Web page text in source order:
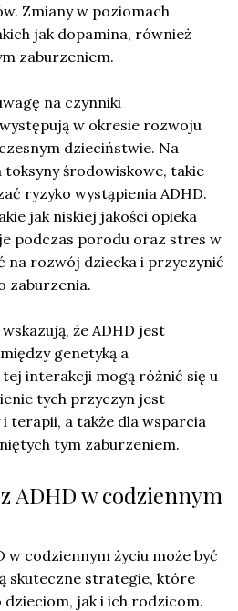
Zmiany w poziomach
jak dopamina, również
zaburzeniem.
na czynniki
w okresie rozwoju
dzieciństwie. Na
toksyny środowiskowe, takie
ryzyko wystąpienia ADHD.
jak niskiej jakości opieka
podczas porodu oraz stres w
na rozwój dziecka i przyczynić
zaburzenia.
że ADHD jest
genetyką a
interakcji mogą różnić się u
tych przyczyn jest
terapii, a także dla wsparcia
tym zaburzeniem.
ADHD w codziennym
w codziennym życiu może być
skuteczne strategie, które
jak i ich rodzicom.